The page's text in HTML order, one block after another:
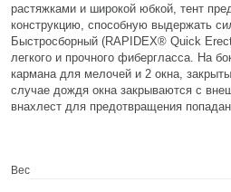
растяжками и широкой юбкой, тент
конструкцию, способную выдержать
Быстросборный (RAPIDEX® Quick
легкого и прочного фибергласса. На
кармана для мелочей и 2 окна,
случае дождя окна закрываются с
внахлест для предотвращения
Вес